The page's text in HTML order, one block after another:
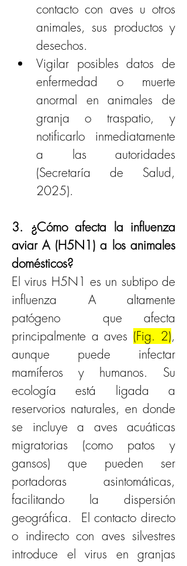
contacto con aves u otros
animales, sus productos y
desechos.
Vigilar posibles datos de
enfermedad o muerte
anormal en animales de
granja o traspatio, y
notificarlo inmediatamente
a las autoridades
(Secretaría de Salud,
2025).
3. ¿Cómo afecta la influenza
aviar A (H5N1) a los animales
domésticos?
El virus H5N1 es un subtipo de
influenza A altamente
patógeno  que afecta
principalmente a aves (Fig. 2),
aunque puede infectar
mamíferos y humanos. Su
ecología está ligada a
reservorios naturales, en donde
se incluye a aves acuáticas
migratorias (como patos y
gansos) que pueden ser
portadoras asintomáticas,
facilitando la dispersión
geográfica.  El contacto directo
o indirecto con aves silvestres
introduce el virus en granjas